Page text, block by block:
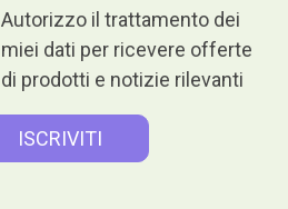
Autorizzo il trattamento dei
miei dati per ricevere offerte
di prodotti e notizie rilevanti